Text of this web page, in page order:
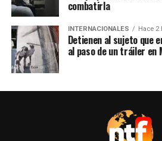
combatirla
INTERNACIONALES Hace 2
Detienen al sujeto que
al paso de un tráiler en